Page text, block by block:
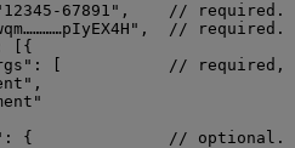
12345-67891 " , // required.
" , // required.
[{
: [ // required,
" ,
"
: { // optional.